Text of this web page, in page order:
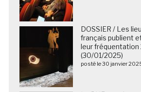
DOSSIER / Les
français publient
leur fréquentation
(30/01/2025)
posté le 30 janvier